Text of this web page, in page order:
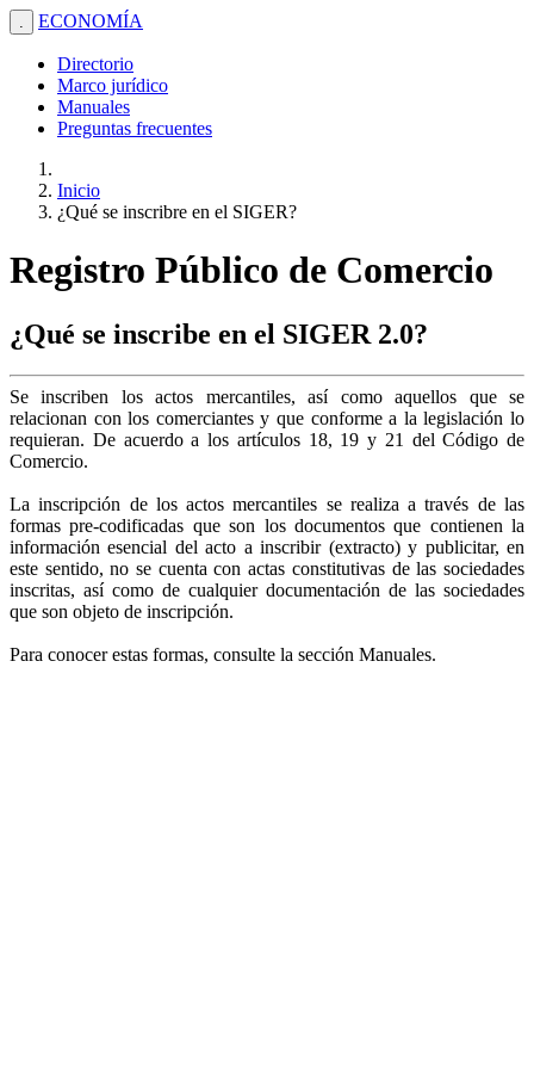
. ECONOMÍA
Directorio
Marco jurídico
Manuales
Preguntas frecuentes
Inicio
¿Qué se inscribre en el SIGER?
Registro Público de Comercio
¿Qué se inscribe en el SIGER 2.0?
Se inscriben los actos mercantiles, así como aquellos que se
relacionan con los comerciantes y que conforme a la legislación lo
requieran. De acuerdo a los artículos 18, 19 y 21 del Código de
Comercio.
La inscripción de los actos mercantiles se realiza a través de las
formas pre-codificadas que son los documentos que contienen la
información esencial del acto a inscribir (extracto) y publicitar, en
este sentido, no se cuenta con actas constitutivas de las sociedades
inscritas, así como de cualquier documentación de las sociedades
que son objeto de inscripción.
Para conocer estas formas, consulte la sección Manuales.